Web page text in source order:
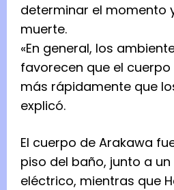
determinar el momento
muerte.
«En general, los
favorecen que el
más rápidamente que
explicó.
El cuerpo de Arakawa
piso del baño, junto a
eléctrico, mientras que